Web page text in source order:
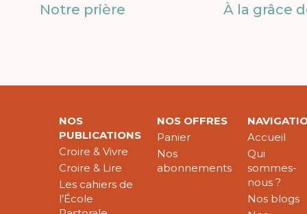
Notre prière À la grâce
NOS
PUBLICATIONS
Croire & Vivre
Croire & Lire
Les cahiers de
l’École
NOS OFFRES
Panier
Nos
abonnements
Accueil
Qui
sommes-
nous ?
Nos blogs